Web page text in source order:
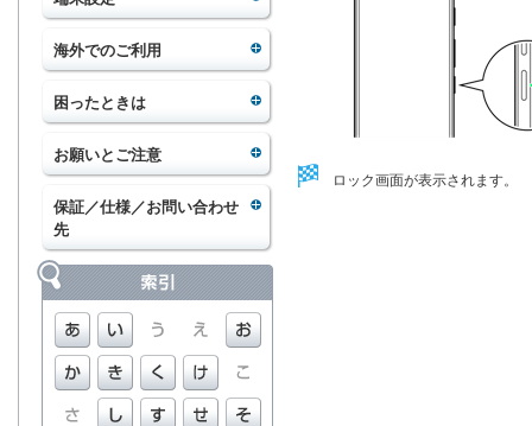
海外でのご利用
困ったときは
お願いとご注意
保証／仕様／お問い合わせ
先
ロック画面が表示されます。